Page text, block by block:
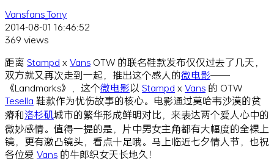
Vansfans_Tony
2014-08-01 16:46:52
369 views
距离 Stampd x Vans OTW 的联名鞋款发布仅仅过去了几天，
双方就又再次走到一起，推出这个感人的微电影——
《Landmarks》，这个微电影以 Stampd x Vans 的 OTW
Tesella 鞋款作为忧伤故事的核心。电影通过莫哈韦沙漠的贫
瘠和洛杉矶城市的繁华形成鲜明对比，来表达两个爱人心中的
微妙感情。值得一提的是，片中男女主角都有大幅度的全裸上
镜，更有激凸镜头，看点十足哦。马上临近七夕情人节，也祝
各位爱 Vans 的牛郎织女天长地久！